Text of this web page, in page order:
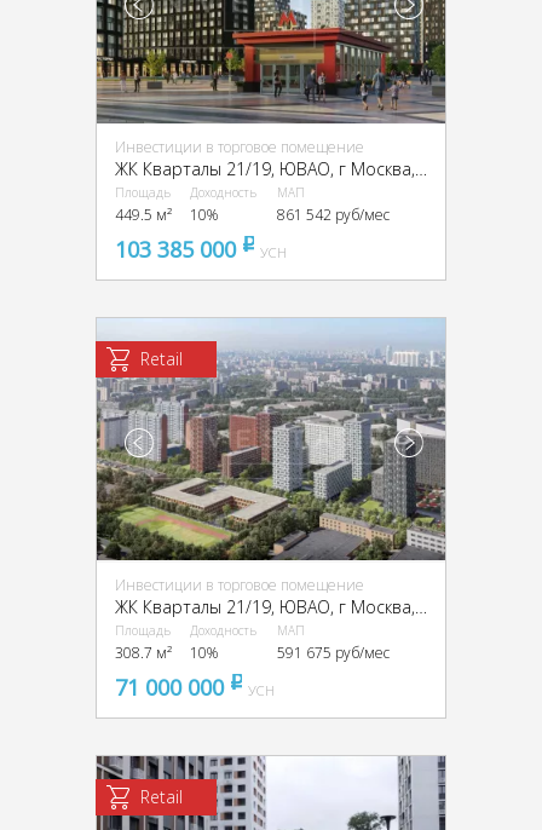
Инвестиции в торговое помещение
ЖК Кварталы 21/19, ЮВАО, г Москва, проезд Грайвороновский 2-й
Площадь
449.5 м²
Доходность
10%
МАП
861 542 руб/мес
103 385 000 pуб
УСН
Retail
Инвестиции в торговое помещение
Площадь
308.7 м²
Доходность
10%
МАП
591 675 руб/мес
71 000 000 pуб
УСН
Retail